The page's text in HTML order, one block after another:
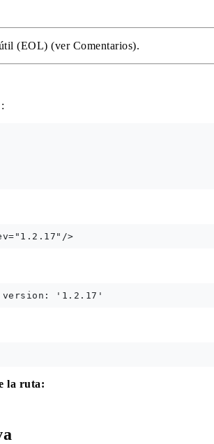
(EOL) (ver Comentarios).
:
la ruta: